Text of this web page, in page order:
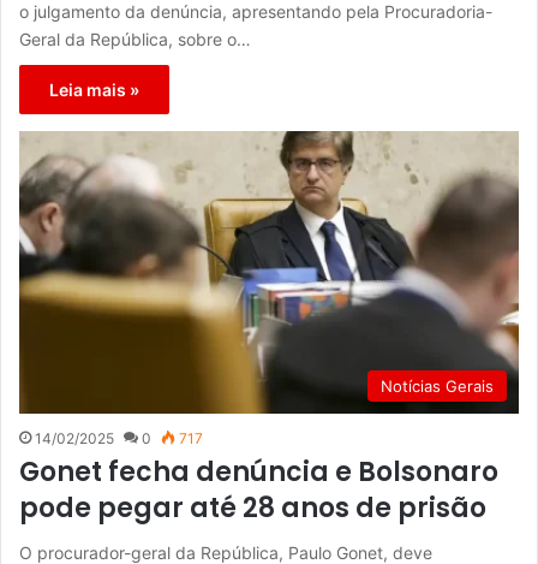
o julgamento da denúncia, apresentando pela Procuradoria-
Geral da República, sobre o…
Leia mais »
Notícias Gerais
14/02/2025 0 717
Gonet fecha denúncia e Bolsonaro
pode pegar até 28 anos de prisão
O procurador-geral da República, Paulo Gonet, deve